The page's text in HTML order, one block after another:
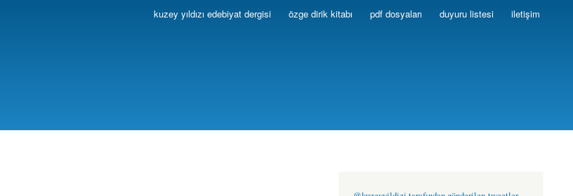
kuzey yıldızı edebiyat dergisi özge dirik kitabı pdf dosyaları duyuru listesi iletişim